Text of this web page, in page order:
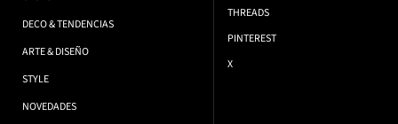
DECO & TENDENCIAS
ARTE & DISEÑO
STYLE
NOVEDADES
THREADS
PINTEREST
X